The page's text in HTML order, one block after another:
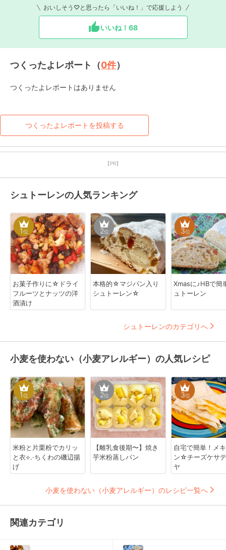
おいしそう♡と思ったら「いいね！」で応援しよう
いいね！ 68
つくったよレポート（0件）
つくったよレポートはありません
つくったよレポートを投稿する
【PR】
シュトーレンの人気ランキング
1位
お菓子作りに☆ドライ
フルーツとナッツの洋
酒漬け
2位
本格的☆マジパン入り
シュトーレン☆
3位
Xmasに♪HBで簡
ュトーレン
シュトーレンのカテゴリへ
小麦を使わない（小麦アレルギー）の人気レシピ
1位
米粉と片栗粉でカリッ
と衣⟡.·ちくわの磯辺揚
げ
2位
【離乳食後期〜】焼き
芋米粉蒸しパン
3位
自宅で簡単！メ
ン☆チーズケサ
ヤ
小麦を使わない（小麦アレルギー）のレシピ一覧へ
関連カテゴリ